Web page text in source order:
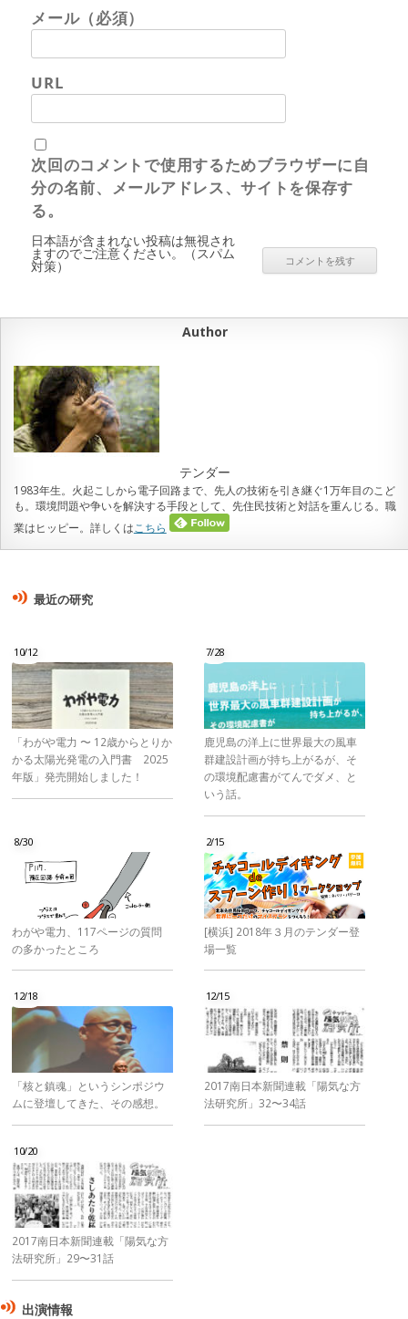
メール（必須）
URL
次回のコメントで使用するためブラウザーに自
分の名前、メールアドレス、サイトを保存す
る。
日本語が含まれない投稿は無視され
ますのでご注意ください。（スパム
対策）
Author
テンダー
1983年生。火起こしから電子回路まで、先人の技術を引き継ぐ1万年目のこど
も。環境問題や争いを解決する手段として、先住民技術と対話を重んじる。職
業はヒッピー。詳しくは こちら
最近の研究
10/12
「わがや電力 〜 12歳からとりか
かる太陽光発電の入門書 2025
年版」発売開始しました！
7/28
鹿児島の洋上に世界最大の風車
群建設計画が持ち上がるが、そ
の環境配慮書がてんでダメ、と
いう話。
8/30
わがや電力、117ページの質問
の多かったところ
2/15
[横浜] 2018年３月のテンダー登
場一覧
12/18
「核と鎮魂」というシンポジウ
ムに登壇してきた、その感想。
12/15
2017南日本新聞連載「陽気な方
法研究所」32〜34話
10/20
2017南日本新聞連載「陽気な方
法研究所」29〜31話
出演情報